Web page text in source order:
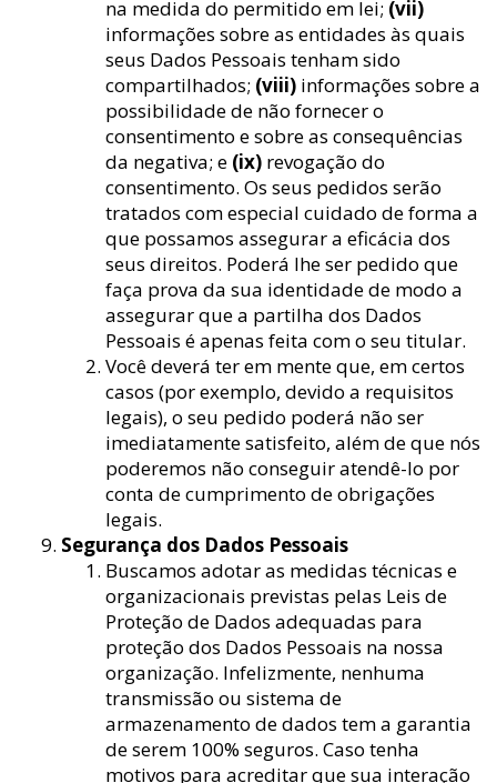
na medida do permitido em lei; (vii)
informações sobre as entidades às quais
seus Dados Pessoais tenham sido
compartilhados; (viii) informações sobre a
possibilidade de não fornecer o
consentimento e sobre as consequências
da negativa; e (ix) revogação do
consentimento. Os seus pedidos serão
tratados com especial cuidado de forma a
que possamos assegurar a eficácia dos
seus direitos. Poderá lhe ser pedido que
faça prova da sua identidade de modo a
assegurar que a partilha dos Dados
Pessoais é apenas feita com o seu titular.
Você deverá ter em mente que, em certos
casos (por exemplo, devido a requisitos
legais), o seu pedido poderá não ser
imediatamente satisfeito, além de que nós
poderemos não conseguir atendê-lo por
conta de cumprimento de obrigações
legais.
Segurança dos Dados Pessoais
Buscamos adotar as medidas técnicas e
organizacionais previstas pelas Leis de
Proteção de Dados adequadas para
proteção dos Dados Pessoais na nossa
organização. Infelizmente, nenhuma
transmissão ou sistema de
armazenamento de dados tem a garantia
de serem 100% seguros. Caso tenha
motivos para acreditar que sua interação